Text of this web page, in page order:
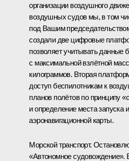
организации воздушного
воздушных судов мы, в том
под Вашим
создали две цифровые
позволяет учитывать данные
с максимальной взлётной
килограммов. Вторая
доступ беспилотникам к
планов полётов по принципу
и определение места
аэронавигационной карты.
Морской транспорт.
«Автономное судовождение».